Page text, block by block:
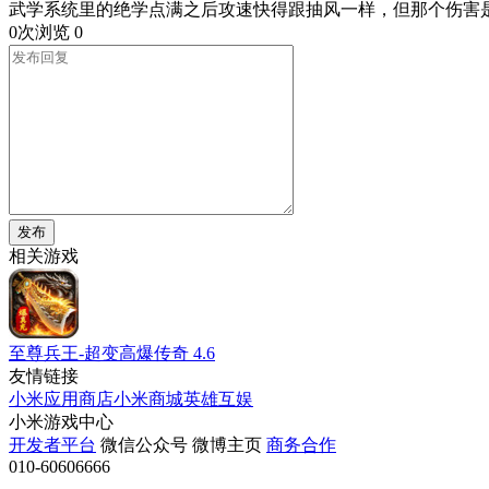
武学系统里的绝学点满之后攻速快得跟抽风一样，但那个伤害
0次浏览 0
发布
相关游戏
至尊兵王-超变高爆传奇 4.6
友情链接
小米应用商店小米商城英雄互娱
小米游戏中心
开发者平台 微信公众号 微博主页 商务合作
010-60606666